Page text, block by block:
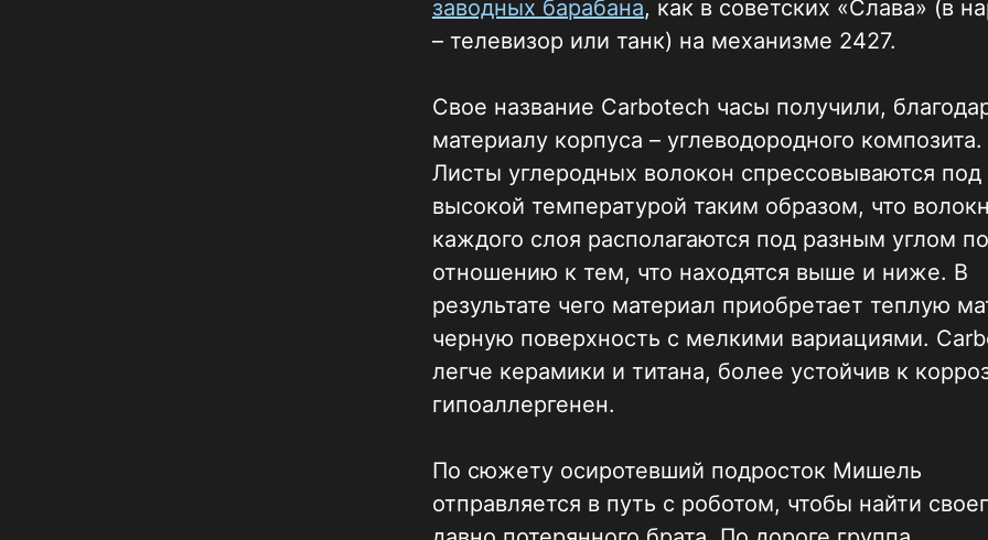
заводных барабана, как в советских «Слава» (в
– телевизор или танк) на механизме 2427.
Свое название Carbotech часы получили,
материалу корпуса – углеводородного композита.
Листы углеродных волокон спрессовываются под
высокой температурой таким образом, что
каждого слоя располагаются под разным углом по
отношению к тем, что находятся выше и ниже. В
результате чего материал приобретает теплую
черную поверхность с мелкими вариациями.
легче керамики и титана, более устойчив к
гипоаллергенен.
По сюжету осиротевший подросток Мишель
отправляется в путь с роботом, чтобы найти